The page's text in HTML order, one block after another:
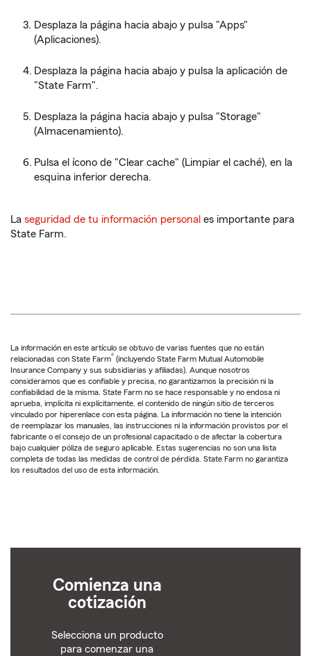
Desplaza la página hacia abajo y pulsa "Apps"
(Aplicaciones).
Desplaza la página hacia abajo y pulsa la aplicación de
"State Farm".
Desplaza la página hacia abajo y pulsa "Storage"
(Almacenamiento).
Pulsa el ícono de "Clear cache" (Limpiar el caché), en la
esquina inferior derecha.
La seguridad de tu información personal es importante para
State Farm.
La información en este artículo se obtuvo de varias fuentes que no están
relacionadas con State Farm® (incluyendo State Farm Mutual Automobile
Insurance Company y sus subsidiarias y afiliadas). Aunque nosotros
consideramos que es confiable y precisa, no garantizamos la precisión ni la
confiabilidad de la misma. State Farm no se hace responsable y no endosa ni
aprueba, implícita ni explícitamente, el contenido de ningún sitio de terceros
vinculado por hiperenlace con esta página. La información no tiene la intención
de reemplazar los manuales, las instrucciones ni la información provistos por el
fabricante o el consejo de un profesional capacitado o de afectar la cobertura
bajo cualquier póliza de seguro aplicable. Estas sugerencias no son una lista
completa de todas las medidas de control de pérdida. State Farm no garantiza
los resultados del uso de esta información.
Comienza una
cotización
Selecciona un producto
para comenzar una